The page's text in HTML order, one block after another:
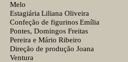
Melo
Estagiária Liliana Oliveira
Confeção de figurinosEmília
Pontes, Domingos Freitas
Pereira e Mário Ribeiro
Direção de produção Joana
Ventura